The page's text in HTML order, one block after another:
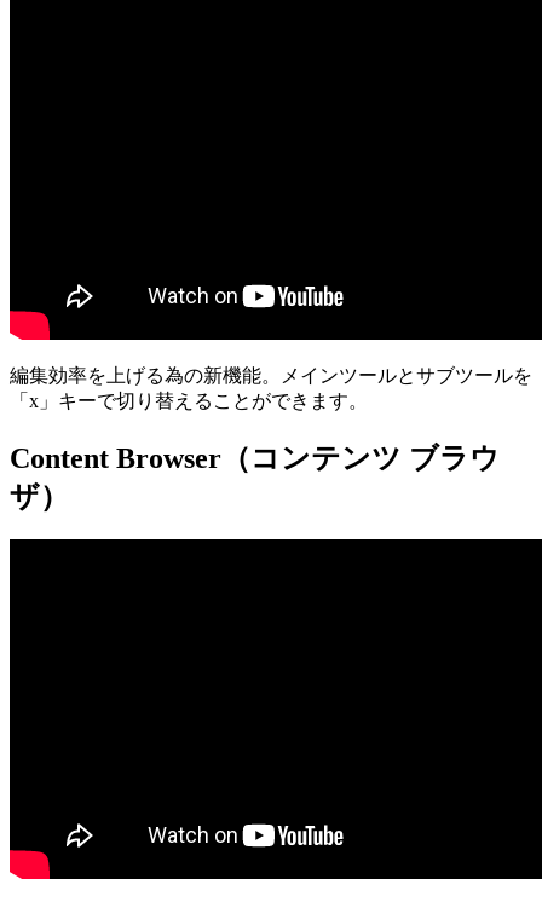
編集効率を上げる為の新機能。メインツールとサブツールを
「x」キーで切り替えることができます。
Content Browser（コンテンツ ブラウ
ザ）